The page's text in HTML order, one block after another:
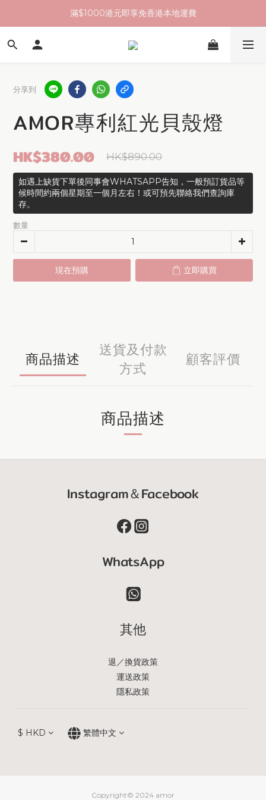
滿$1000港元即享免香港本地運費
分享到
AMOR專利紅光貝殼燈
HK$380.00 HK$890.00
如遇上缺貨下單後同事會WHATSAPP告知，一般預訂貨品等
候時間約兩個星期至一個月左右！或可預先聯絡我們查詢庫
存。
數量
現在預購 立即購買
商品描述
送貨及付款
方式
顧客評價
商品描述
Instagram＆Facebook
WhatsApp
其他
退／換貨政策
運送政策
隱私政策
$ HKD 繁體中文
Copyright© 2024 amor